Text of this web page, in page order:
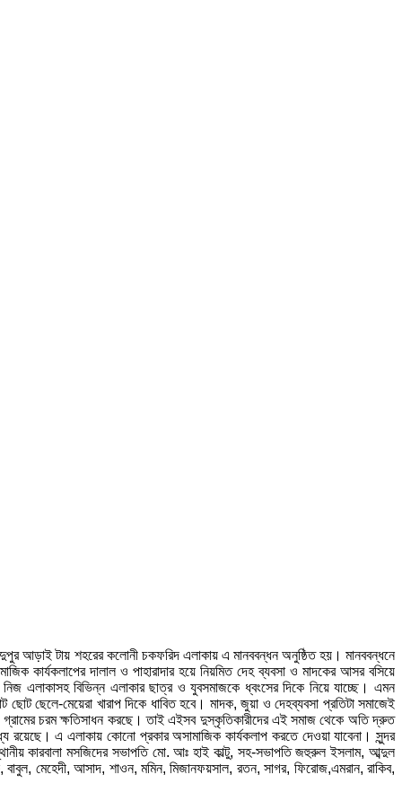
দুপুর আড়াই টায় শহরের কলোনী চকফরিদ এলাকায় এ মানববন্ধন অনুষ্ঠিত হয়। মানববন্ধনে
কার্যকলাপের দালাল ও পাহারাদার হয়ে নিয়মিত দেহ ব্যবসা ও মাদকের আসর বসিয়ে
এলাকাসহ বিভিন্ন এলাকার ছাত্র ও যুবসমাজকে ধ্বংসের দিকে নিয়ে যাচ্ছে। এমন
ছেলে-মেয়েরা খারাপ দিকে ধাবিত হবে। মাদক, জুয়া ও দেহব্যবসা প্রতিটা সমাজেই
গ্রামের চরম ক্ষতিসাধন করছে। তাই এইসব দুস্কৃতিকারীদের এই সমাজ থেকে অতি দ্রুত
এ এলাকায় কোনো প্রকার অসামাজিক কার্যকলাপ করতে দেওয়া যাবেনা। সুন্দর
কারবালা মসজিদের সভাপতি মো. আঃ হাই কাল্টু, সহ-সভাপতি জহুরুল ইসলাম, আব্দুল
মেহেদী, আসাদ, শাওন, মমিন, মিজানফয়সাল, রতন, সাগর, ফিরোজ,এমরান, রাকিব,